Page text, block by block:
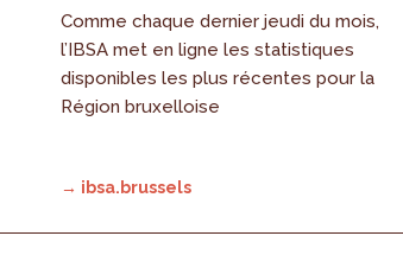
Comme chaque dernier jeudi du mois,
l’IBSA met en ligne les statistiques
disponibles les plus récentes pour la
Région bruxelloise
→ ibsa.brussels